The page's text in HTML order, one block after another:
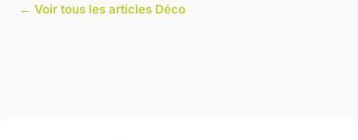
← Voir tous les articles Déco